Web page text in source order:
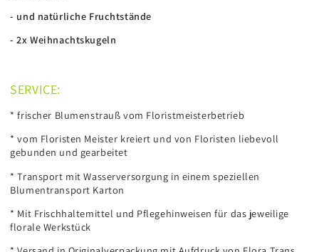
- und natürliche Fruchtstände
- 2x Weihnachtskugeln
SERVICE:
* frischer Blumenstrauß vom Floristmeisterbetrieb
* vom Floristen Meister kreiert und von Floristen liebevoll
gebunden und gearbeitet
* Transport mit Wasserversorgung in einem speziellen
Blumentransport Karton
* Mit Frischhaltemittel und Pflegehinweisen für das jeweilige
florale Werkstück